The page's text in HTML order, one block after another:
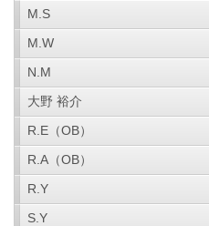
M.S
M.W
N.M
大野 裕介
R.E（OB）
R.A（OB）
R.Y
S.Y